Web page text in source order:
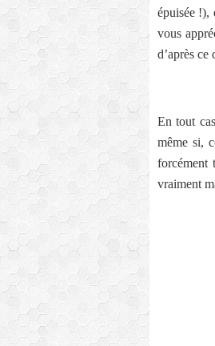
épuisée !),
vous
d’après ce
En tout
même si,
forcément
vraiment